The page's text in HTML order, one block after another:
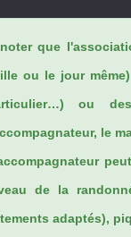
que
ou le jour
ou
le
de la
adaptés),